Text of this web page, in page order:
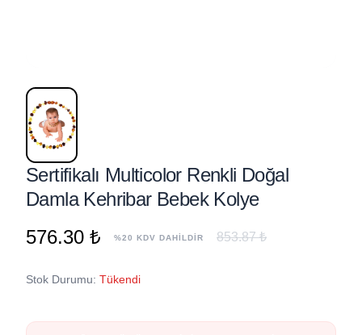
Sertifikalı Multicolor Renkli Doğal
Damla Kehribar Bebek Kolye
576.30 ₺
%20 KDV DAHİLDİR 853.87 ₺
Stok Durumu: Tükendi